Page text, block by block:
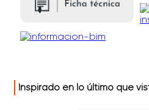
Inspirado en lo último que